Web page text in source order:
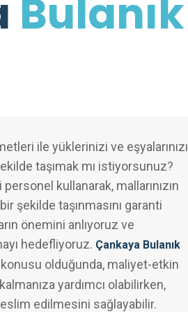
Bulanık
ile yüklerinizi ve eşyalarınızı
taşımak mı istiyorsunuz?
kullanarak, mallarınızın
şekilde taşınmasını garanti
önemini anlıyoruz ve
hedefliyoruz. Çankaya Bulanık
olduğunda, maliyet-etkin
yardımcı olabilirken,
edilmesini sağlayabilir.